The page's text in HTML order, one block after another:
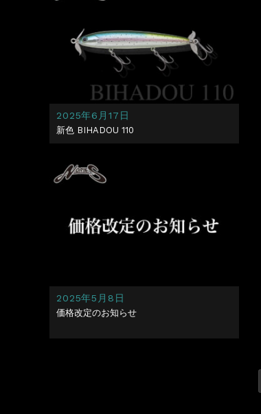
2025年6月17日
新色 BIHADOU 110
2025年5月8日
価格改定のお知らせ